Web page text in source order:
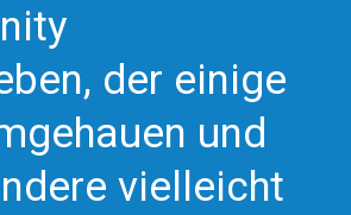
der einige
und
vielleicht